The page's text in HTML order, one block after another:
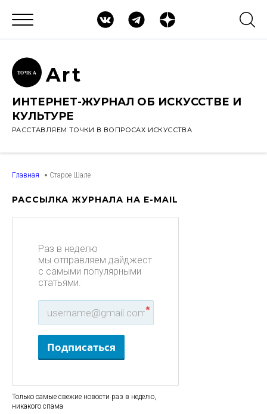
ТОЧК А Art
ИНТЕРНЕТ-ЖУРНАЛ ОБ ИСКУССТВЕ И
КУЛЬТУРЕ
РАССТАВЛЯЕМ ТОЧКИ В ВОПРОСАХ ИСКУССТВА
Главная Старое Шале
РАССЫЛКА ЖУРНАЛА НА E-MAIL
Раз в неделю
мы отправляем дайджест
с самыми популярными
статьями.
*
Подписаться
Только самые свежие новости раз в неделю,
никакого спама